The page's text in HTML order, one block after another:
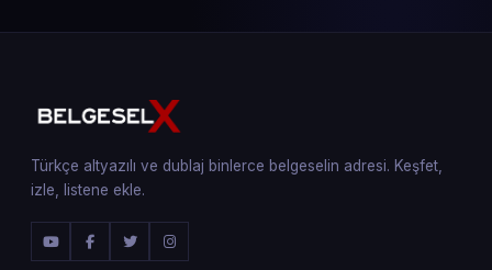
Türkçe altyazılı ve dublaj binlerce belgeselin adresi. Keşfet,
izle, listene ekle.